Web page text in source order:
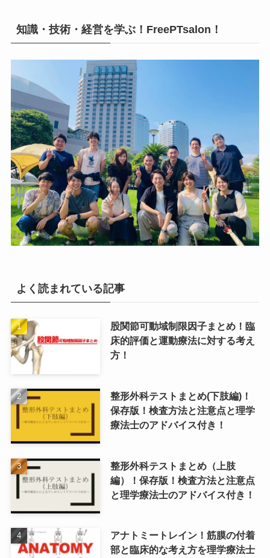
知識・技術・経営を学ぶ！FreePTsalon！
よく読まれている記事
股関節可動域制限因子まとめ！臨
床的評価と運動療法に対する考え
方！
整形外科テストまとめ(下肢編)！
保存版！検査方法と注意点と理学
療法士のアドバイス付き！
整形外科テストまとめ（上肢
編）！保存版！検査方法と注意点
と理学療法士のアドバイス付き！
アナトミートレイン！筋膜の付着
部と臨床的な考え方を理学療法士